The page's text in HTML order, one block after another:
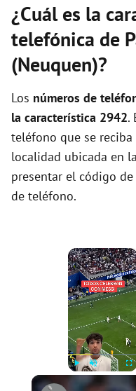
¿Cuál es la
telefónica de
(Neuquen)?
Los números de
la característica 2942.
teléfono que se
localidad ubicada en la
presentar el código
de teléfono.
×